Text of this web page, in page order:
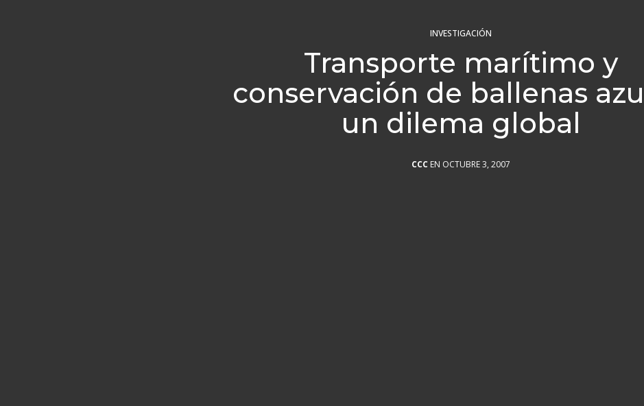
INVESTIGACIÓN
Transporte marítimo y
conservación de ballenas
un dilema global
CCC EN OCTUBRE 3, 2007